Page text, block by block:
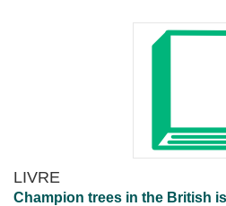
LIVRE
Champion trees in the British